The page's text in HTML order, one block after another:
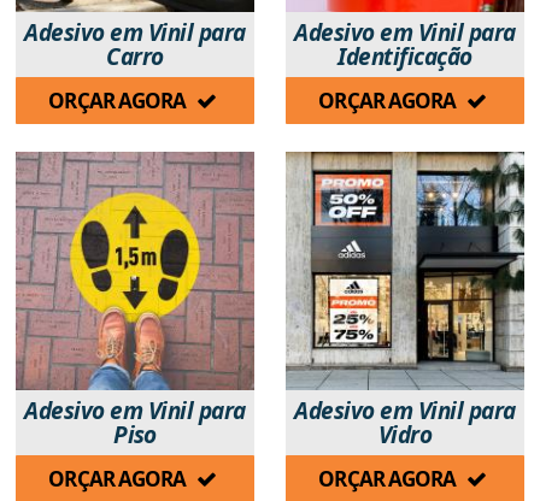
Adesivo em Vinil para
Carro
ORÇAR AGORA
Adesivo em Vinil para
Identificação
ORÇAR AGORA
Adesivo em Vinil para
Piso
ORÇAR AGORA
Adesivo em Vinil para
Vidro
ORÇAR AGORA